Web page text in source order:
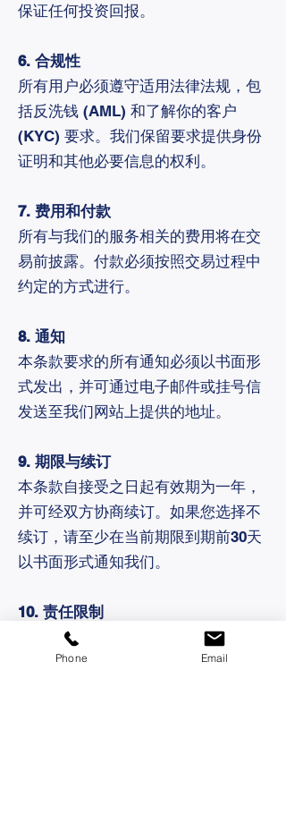
保证任何投资回报。
6. 合规性
所有用户必须遵守适用法律法规，包
括反洗钱 (AML) 和了解你的客户
(KYC) 要求。我们保留要求提供身份
证明和其他必要信息的权利。
7. 费用和付款
所有与我们的服务相关的费用将在交
易前披露。付款必须按照交易过程中
约定的方式进行。
8. 通知
本条款要求的所有通知必须以书面形
式发出，并可通过电子邮件或挂号信
发送至我们网站上提供的地址。
9. 期限与续订
本条款自接受之日起有效期为一年，
并可经双方协商续订。如果您选择不
续订，请至少在当前期限到期前30天
以书面形式通知我们。
10. 责任限制
对于因您使用我们的服务或无法使用
我们的服务而产生的任何直接、间
Phone Email